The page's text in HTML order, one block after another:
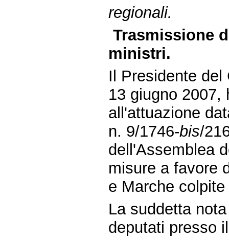
regionali.
Trasmissione
ministri.
Il Presidente
13 giugno 2007,
all'attuazione
n. 9/1746-bis/
dell'Assemblea
misure a favore
e Marche
La suddetta
deputati presso